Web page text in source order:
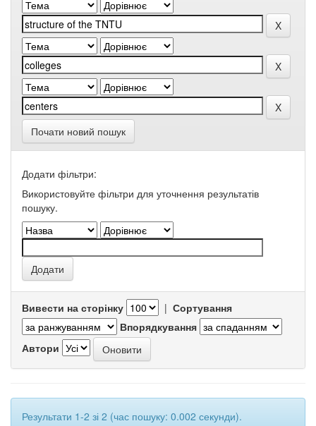
Почати новий пошук
Додати фільтри:
Використовуйте фільтри для уточнення результатів
пошуку.
Вивести на сторінку | Сортування
Впорядкування
Автори
Результати 1-2 зі 2 (час пошуку: 0.002 секунди).